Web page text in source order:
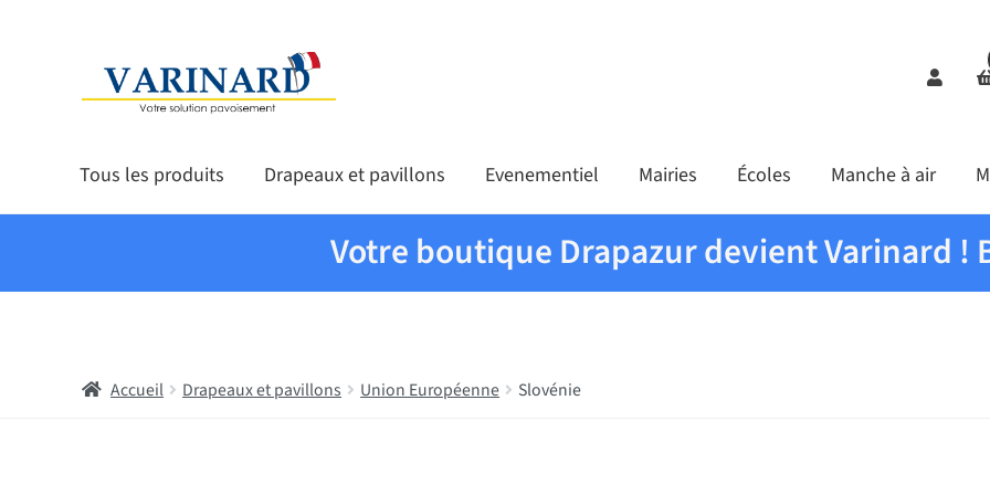
Aller à la navigation
Aller au contenu
Tous les produits Drapeaux et pavillons Evenementiel Mairies Écoles Manche à air
Votre boutique Drapazur devient Varinard !
Accueil Drapeaux et pavillons Union Européenne Slovénie